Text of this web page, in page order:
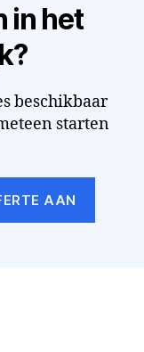
in het
beschikbaar
starten
AAN